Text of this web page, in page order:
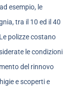
esempio, le
tra il 10 ed il 40
polizze costano
le condizioni
del rinnovo
e scoperti e